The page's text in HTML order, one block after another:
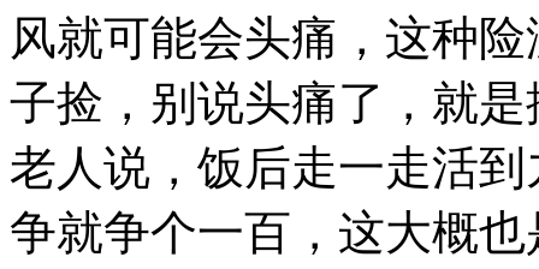
风就可能会头痛，这种
子捡，别说头痛了，就
老人说，饭后走一走活
争就争个一百，这大概